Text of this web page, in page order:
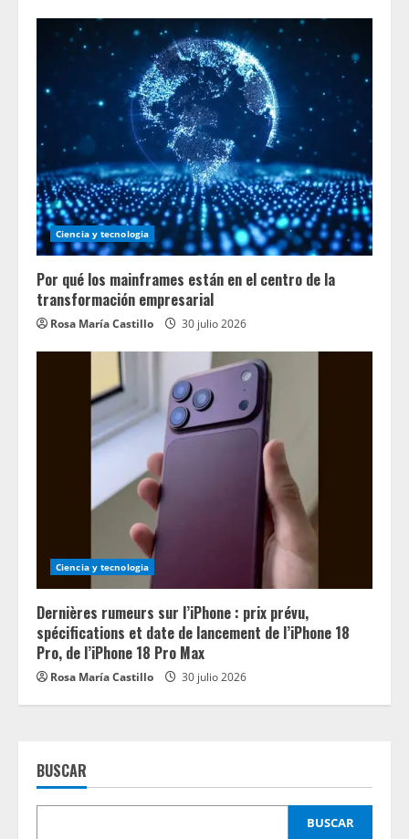
Ciencia y tecnologia
Por qué los mainframes están en el centro de la
transformación empresarial
Rosa María Castillo 30 julio 2026
Ciencia y tecnologia
Dernières rumeurs sur l’iPhone : prix prévu,
spécifications et date de lancement de l’iPhone 18
Pro, de l’iPhone 18 Pro Max
Rosa María Castillo 30 julio 2026
BUSCAR
BUSCAR